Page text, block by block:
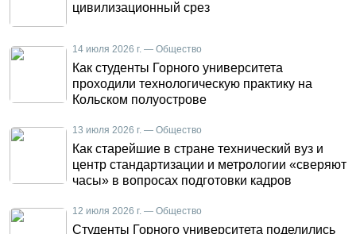
цивилизационный срез
14 июля 2026 г. — Общество
Как студенты Горного университета
проходили технологическую практику на
Кольском полуострове
13 июля 2026 г. — Общество
Как старейшие в стране технический вуз и
центр стандартизации и метрологии «сверяют
часы» в вопросах подготовки кадров
12 июля 2026 г. — Общество
Студенты Горного университета поделились